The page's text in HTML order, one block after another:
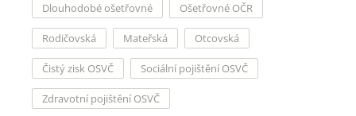
Dlouhodobé ošetřovné Ošetřovné OČR
Rodičovská Mateřská Otcovská
Čistý zisk OSVČ Sociální pojištění OSVČ
Zdravotní pojištění OSVČ